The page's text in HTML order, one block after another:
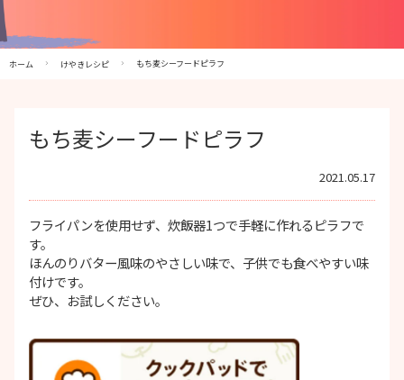
ホーム けやきレシピ もち麦シーフードピラフ
もち麦シーフードピラフ
2021.05.17
フライパンを使用せず、炊飯器1つで手軽に作れるピラフで
す。
ほんのりバター風味のやさしい味で、子供でも食べやすい味
付けです。
ぜひ、お試しください。